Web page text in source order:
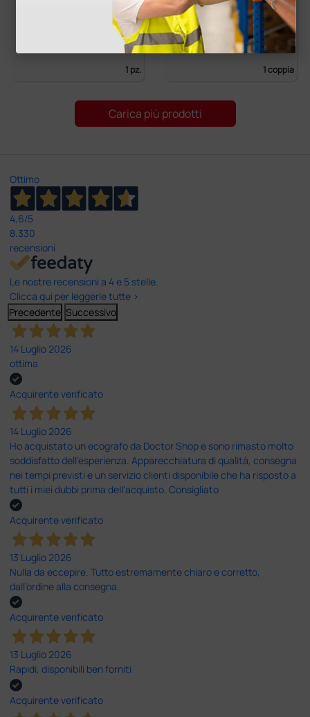
1 pz.
0,13 €
(Prezzo i.e.)
1 coppia
Carica più prodotti
Ottimo
4,6/5
8.330
recensioni
Le nostre recensioni a 4 e 5 stelle.
Clicca qui per leggerle tutte >
Precedente Successivo
14 Luglio 2026
ottima
Acquirente verificato
14 Luglio 2026
Ho acquistato un ecografo da Doctor Shop e sono rimasto molto
soddisfatto dell'esperienza. Apparecchiatura di qualità, consegna
nei tempi previsti e un servizio clienti disponibile che ha risposto a
tutti i miei dubbi prima dell'acquisto. Consigliato
Acquirente verificato
13 Luglio 2026
Nulla da eccepire. Tutto estremamente chiaro e corretto,
dall’ordine alla consegna.
Acquirente verificato
13 Luglio 2026
Rapidi, disponibili ben forniti
Acquirente verificato